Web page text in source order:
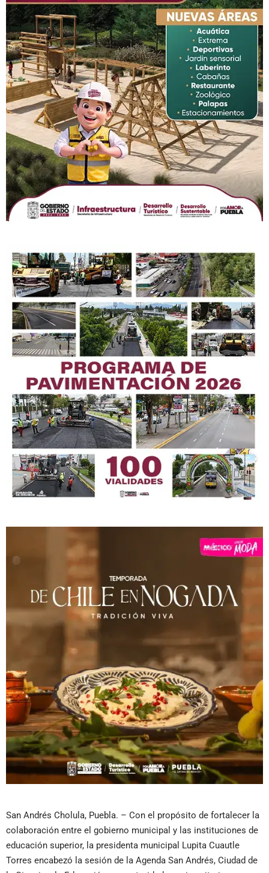
San Andrés Cholula, Puebla. – Con el propósito de fortalecer la
colaboración entre el gobierno municipal y las instituciones de
educación superior, la presidenta municipal Lupita Cuautle
Torres encabezó la sesión de la Agenda San Andrés, Ciudad de